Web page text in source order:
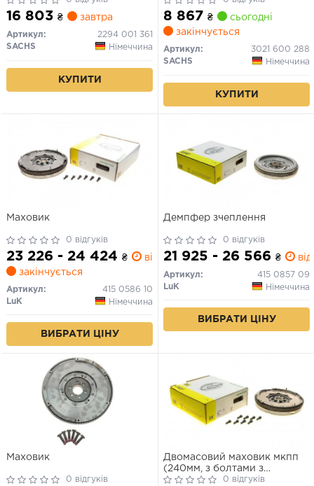
16 803 ₴ завтра
Артикул:
2294 001 361
SACHS
Німеччина
КУПИТИ
8 867 ₴
сьогодні
закінчується
Артикул:
3021 600 288
SACHS
Німеччина
КУПИТИ
Маховик
0 відгуків
23 226 - 24 424 ₴
від 1 дн.
закінчується
Артикул:
415 0586 10
LuK
Німеччина
ВИБРАТИ ЦІНУ
Демпфер зчеплення
0 відгуків
21 925 - 26 566 ₴
Артикул:
415 0857 09
LuK
Німеччина
ВИБРАТИ ЦІНУ
Маховик
0 відгуків
Двомасовий маховик мкпп
(240мм, з болтами з
підшипником без диска
0 відгуків